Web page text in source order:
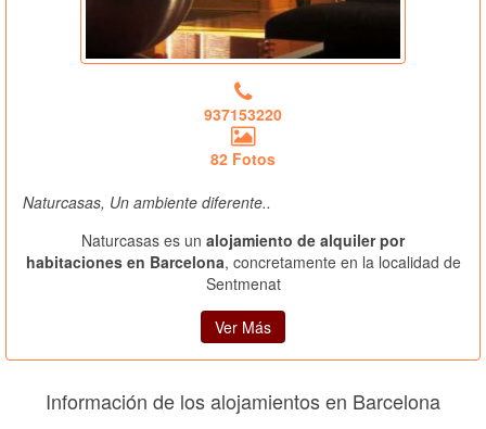
937153220
82 Fotos
Naturcasas, Un ambiente diferente..
Naturcasas es un alojamiento de alquiler por
habitaciones en Barcelona, concretamente en la localidad de
Sentmenat
Ver Más
Información de los alojamientos en Barcelona